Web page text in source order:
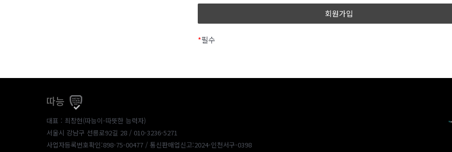
*필수
따능
대표 : 최창현(따능이-따뜻한 능력자)
서울시 강남구 선릉로92길 28 / 010-3236-5271
사업자등록번호확인:898-75-00477 / 통신판매업신고:2024-인천서구-0398